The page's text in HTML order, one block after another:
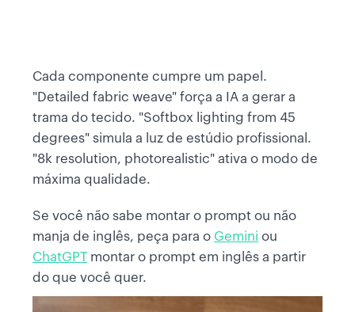
Cada componente cumpre um papel.
"Detailed fabric weave" força a IA a gerar a
trama do tecido. "Softbox lighting from 45
degrees" simula a luz de estúdio profissional.
"8k resolution, photorealistic" ativa o modo de
máxima qualidade.
Se você não sabe montar o prompt ou não
manja de inglês, peça para o Gemini ou
ChatGPT montar o prompt em inglês a partir
do que você quer.